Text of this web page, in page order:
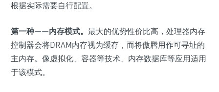
根据实际需要自行配置。
第一种——内存模式。 最大的优势性价比高，处理器内存
控制器会将DRAM内存视为缓存，而将傲腾用作可寻址的
主内存。像虚拟化、容器等技术、内存数据库等应用适用
于该模式。